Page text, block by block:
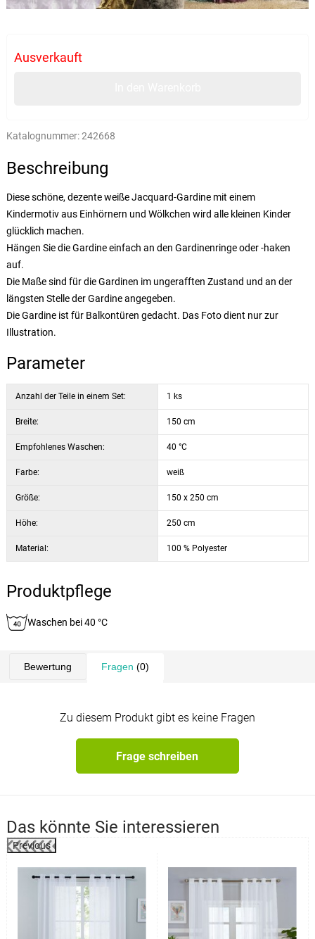
Ausverkauft
Katalognummer:242668
Beschreibung
Diese schöne, dezente weiße Jacquard-Gardine mit einem
Kindermotiv aus Einhörnern und Wölkchen wird alle kleinen Kinder
glücklich machen.
Hängen Sie die Gardine einfach an den Gardinenringe oder -haken
auf.
Die Maße sind für die Gardinen im ungerafften Zustand und an der
längsten Stelle der Gardine angegeben.
Die Gardine ist für Balkontüren gedacht. Das Foto dient nur zur
Illustration.
Parameter
Anzahl der Teile in einem Set: 1 ks
Breite: 150 cm
Empfohlenes Waschen: 40 °C
Farbe: weiß
Größe: 150 x 250 cm
Höhe: 250 cm
Material: 100 % Polyester
Produktpflege
Waschen bei 40 °C
Bewertung Fragen (0)
Zu diesem Produkt gibt es keine Fragen
Frage schreiben
Das könnte Sie interessieren
Previous